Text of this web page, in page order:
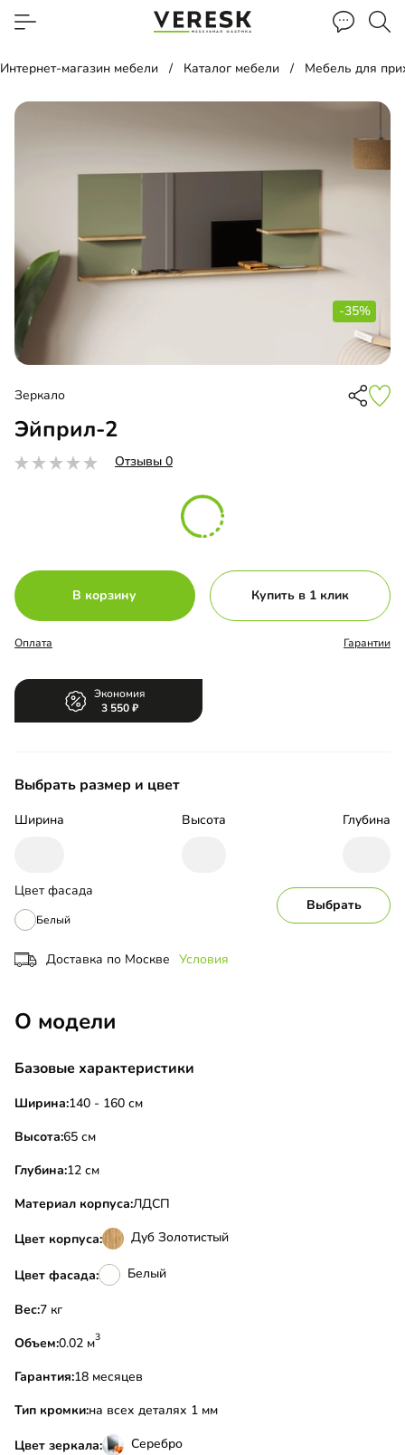
Интернет-магазин мебели Каталог мебели Мебель для
-35%
Зеркало
Эйприл-2
Отзывы 0
В корзину Купить в 1 клик
Оплата Гарантии
Экономия
3 550
Выбрать размер и цвет
Ширина Высота Глубина
Цвет фасада
Белый
Выбрать
Доставка по Москве Условия
О модели
Базовые характеристики
Ширина:140 - 160 см
Высота:65 см
Глубина:12 см
Материал корпуса:ЛДСП
Цвет корпуса: Дуб Золотистый
Цвет фасада: Белый
Вес:
7 кг
Объем:
0.02 м3
Гарантия:18 месяцев
Тип кромки:на всех деталях 1 мм
Цвет зеркала: Серебро